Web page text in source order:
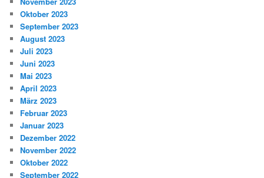
Oktober 2023
September 2023
August 2023
Juli 2023
Juni 2023
Mai 2023
April 2023
März 2023
Februar 2023
Januar 2023
Dezember 2022
November 2022
Oktober 2022
September 2022